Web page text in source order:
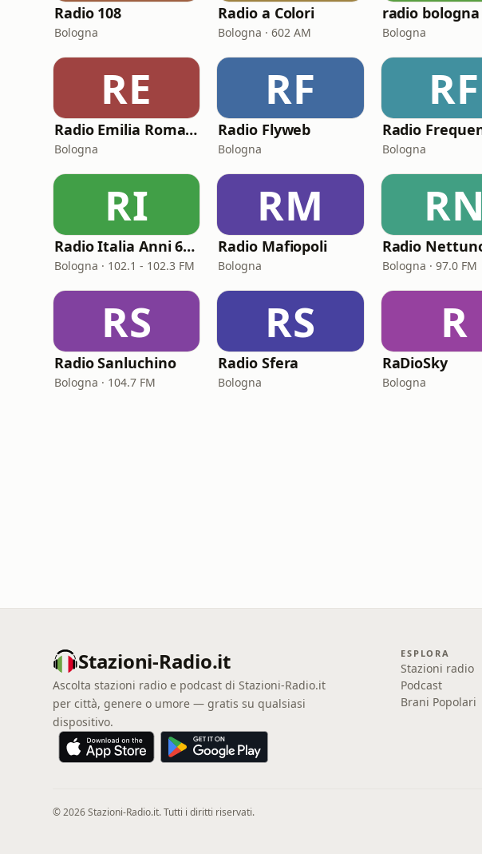
Radio 108
Bologna
Radio a Colori
Bologna · 602 AM Bologna
RE
Radio Emilia Romagna
Bologna
RF
Radio Flyweb
Bologna
RF
Bologna
RI
Radio Italia Anni 60 - Bologna
Bologna · 102.1 - 102.3 FM
RM
Radio Mafiopoli
Bologna
RN
Bologna · 97.0 FM
RS
Radio Sanluchino
Bologna · 104.7 FM
RS
Radio Sfera
Bologna
R
RaDioSky
Bologna
Stazioni-Radio.it
Ascolta stazioni radio e podcast di Stazioni-Radio.it
per città, genere o umore — gratis su qualsiasi
dispositivo.
ESPLORA
Stazioni radio
Podcast
Brani Popolari
© 2026 Stazioni-Radio.it. Tutti i diritti riservati.